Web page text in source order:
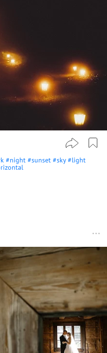
#night #sunset #sky #light